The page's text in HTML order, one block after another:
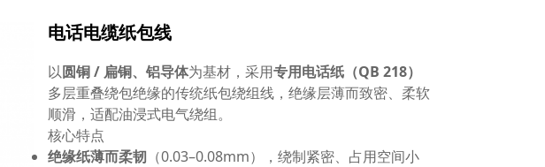
电话电缆纸包线
以圆铜 / 扁铜、铝导体为基材，采用专用电话纸（QB 218）
多层重叠绕包绝缘的传统纸包绕组线，绝缘层薄而致密、柔软
顺滑，适配油浸式电气绕组。
核心特点
绝缘纸薄而柔韧 （0.03–0.08mm），绕制紧密、占用空间小